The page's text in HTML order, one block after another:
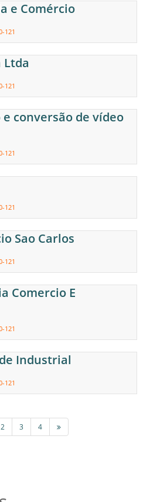
e Comércio
121
Ltda
121
e conversão de vídeo
121
121
Sao Carlos
121
Comercio E
121
Industrial
121
2 3 4